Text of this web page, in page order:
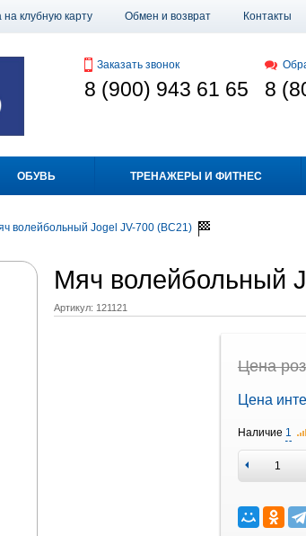
на клубную карту Обмен и возврат Контакты
Заказать звонок
8 (900) 943 61 65 8
ОБУВЬ ТРЕНАЖЕРЫ И ФИТНЕС
волейбольный Jogel JV-700 (BC21)
Мяч волейбольный
Артикул: 121121
Цена
Цена
Наличие 1